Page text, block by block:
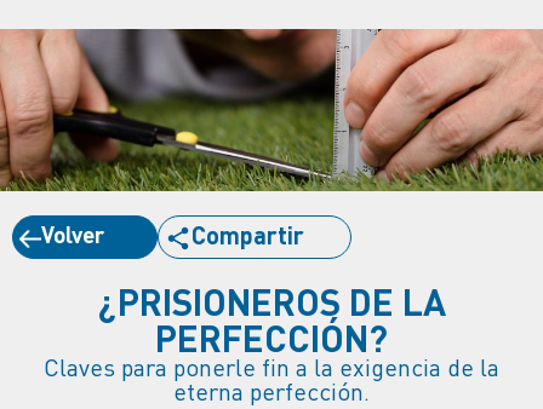
Volver Compartir
¿PRISIONEROS DE LA
PERFECCIÓN?
Claves para ponerle fin a la exigencia de la
eterna perfección.